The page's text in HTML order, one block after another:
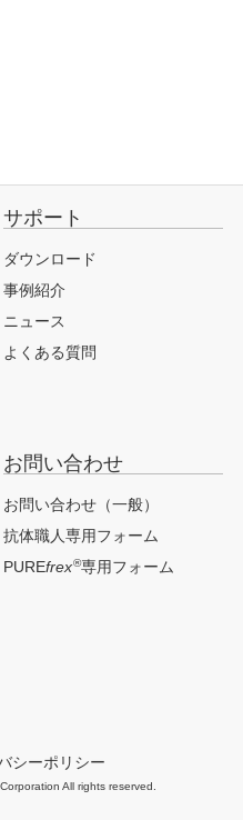
サポート
ダウンロード
事例紹介
ニュース
よくある質問
お問い合わせ
お問い合わせ（一般）
抗体職人専用フォーム
PUREfrex®専用フォーム
シーポリシー
All rights reserved.